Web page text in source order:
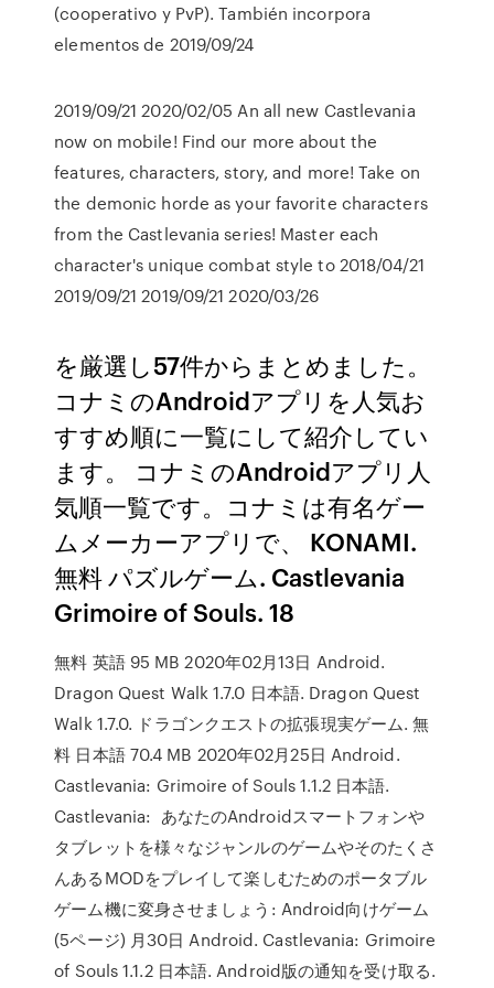
(cooperativo y PvP). También incorpora
elementos de 2019/09/24
2019/09/21 2020/02/05 An all new Castlevania
now on mobile! Find our more about the
features, characters, story, and more! Take on
the demonic horde as your favorite characters
from the Castlevania series! Master each
character's unique combat style to 2018/04/21
2019/09/21 2019/09/21 2020/03/26
を厳選し57件からまとめました。
コナミのAndroidアプリを人気お
すすめ順に一覧にして紹介してい
ます。 コナミのAndroidアプリ人
気順一覧です。コナミは有名ゲー
ムメーカーアプリで、 KONAMI.
無料 パズルゲーム. Castlevania
Grimoire of Souls. 18
無料 英語 95 MB 2020年02月13日 Android.
Dragon Quest Walk 1.7.0 日本語. Dragon Quest
Walk 1.7.0. ドラゴンクエストの拡張現実ゲーム. 無
料 日本語 70.4 MB 2020年02月25日 Android.
Castlevania: Grimoire of Souls 1.1.2 日本語.
Castlevania: あなたのAndroidスマートフォンや
タブレットを様々なジャンルのゲームやそのたくさ
んあるMODをプレイして楽しむためのポータブル
ゲーム機に変身させましょう: Android向けゲーム
(5ページ) 月30日 Android. Castlevania: Grimoire
of Souls 1.1.2 日本語. Android版の通知を受け取る.